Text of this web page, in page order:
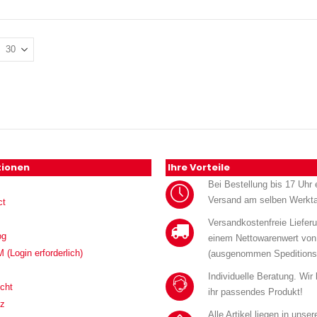
(Login erforderlich)
Ihre Vorteile
Bei Bestellung bis 17 Uhr
Versand am selben
Versandkostenfreie
einem Nettowarenwert
(ausgenommen
Individuelle Beratung. Wir
ihr passendes Produkt!
Alle Artikel liegen in